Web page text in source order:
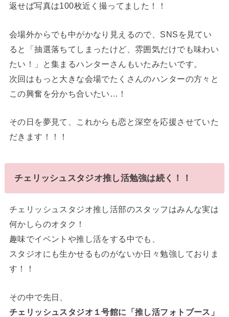
返せば写真は100枚近く撮ってました！！
会場外からでも中がかなり見えるので、SNSを見てい
ると「抽選落ちてしまったけど、雰囲気だけでも味わい
たい！」と集まるハンターさんもいたみたいです。
次回はもっと大きな会場でたくさんのハンターの方々と
この興奮を分かち合いたい…！
その日を夢見て、これからも恋と深空を応援させていた
だきます！！！
チェリッシュスタジオ推し活勉強は続く！！
チェリッシュスタジオ推し活部のスタッフはみんな実は
何かしらのオタク！
趣味でイベントや推し活をする中でも、
スタジオにも生かせるものがないか日々勉強しておりま
す！！
その中で先日、
チェリッシュスタジオ１号館に「推し活フォトブース」